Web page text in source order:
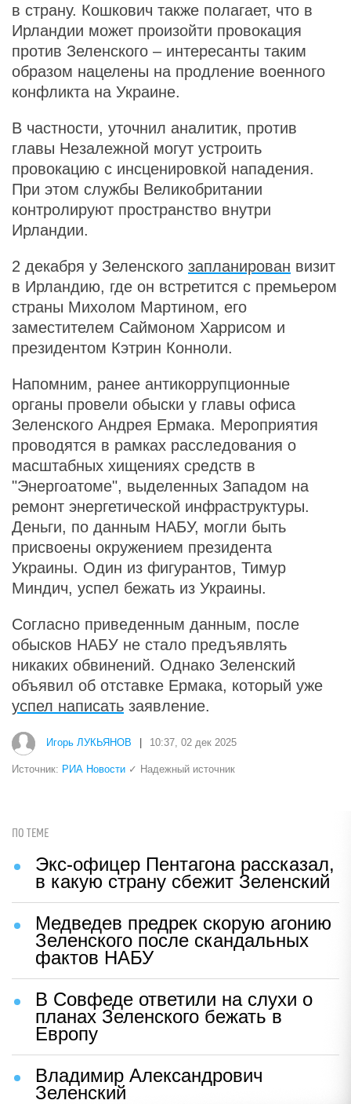
в страну. Кошкович также полагает, что в
Ирландии может произойти провокация
против Зеленского – интересанты таким
образом нацелены на продление военного
конфликта на Украине.
В частности, уточнил аналитик, против
главы Незалежной могут устроить
провокацию с инсценировкой нападения.
При этом службы Великобритании
контролируют пространство внутри
Ирландии.
2 декабря у Зеленского запланирован визит
в Ирландию, где он встретится с премьером
страны Михолом Мартином, его
заместителем Саймоном Харрисом и
президентом Кэтрин Конноли.
Напомним, ранее антикоррупционные
органы провели обыски у главы офиса
Зеленского Андрея Ермака. Мероприятия
проводятся в рамках расследования о
масштабных хищениях средств в
"Энергоатоме", выделенных Западом на
ремонт энергетической инфраструктуры.
Деньги, по данным НАБУ, могли быть
присвоены окружением президента
Украины. Один из фигурантов, Тимур
Миндич, успел бежать из Украины.
Согласно приведенным данным, после
обысков НАБУ не стало предъявлять
никаких обвинений. Однако Зеленский
объявил об отставке Ермака, который уже
успел написать заявление.
Игорь ЛУКЬЯНОВ 10:37, 02 дек 2025
Источник: РИА Новости ✓ Надежный источник
ПО ТЕМЕ
Экс-офицер Пентагона рассказал,
в какую страну сбежит Зеленский
Медведев предрек скорую агонию
Зеленского после скандальных
фактов НАБУ
В Совфеде ответили на слухи о
планах Зеленского бежать в
Европу
Владимир Александрович
Зеленский